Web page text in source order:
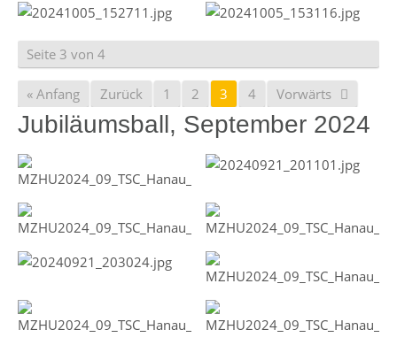
Seite 3 von 4
« Anfang Zurück 1 2 3 4 Vorwärts
Jubiläumsball, September 2024